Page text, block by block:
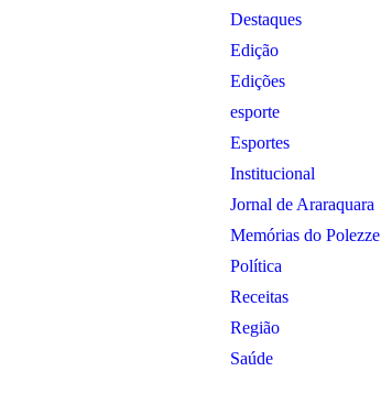
Destaques
Edição
Edições
esporte
Esportes
Institucional
Jornal de Araraquara
Memórias do Polezze
Política
Receitas
Região
Saúde